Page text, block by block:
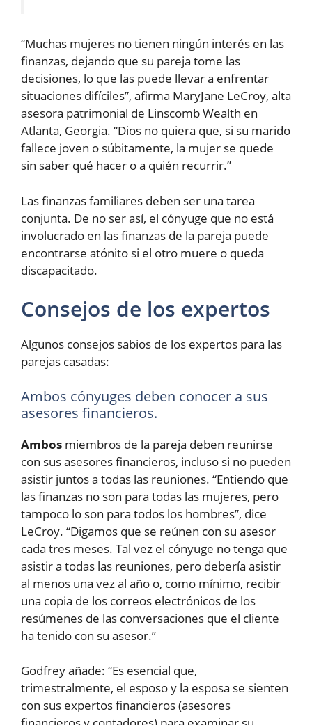
“Muchas mujeres no tienen ningún interés en las
finanzas, dejando que su pareja tome las
decisiones, lo que las puede llevar a enfrentar
situaciones difíciles”, afirma MaryJane LeCroy, alta
asesora patrimonial de Linscomb Wealth en
Atlanta, Georgia. “Dios no quiera que, si su marido
fallece joven o súbitamente, la mujer se quede
sin saber qué hacer o a quién recurrir.”
Las finanzas familiares deben ser una tarea
conjunta. De no ser así, el cónyuge que no está
involucrado en las finanzas de la pareja puede
encontrarse atónito si el otro muere o queda
discapacitado.
Consejos de los expertos
Algunos consejos sabios de los expertos para las
parejas casadas:
Ambos cónyuges deben conocer a sus
asesores financieros.
Ambos miembros de la pareja deben reunirse
con sus asesores financieros, incluso si no pueden
asistir juntos a todas las reuniones. “Entiendo que
las finanzas no son para todas las mujeres, pero
tampoco lo son para todos los hombres”, dice
LeCroy. “Digamos que se reúnen con su asesor
cada tres meses. Tal vez el cónyuge no tenga que
asistir a todas las reuniones, pero debería asistir
al menos una vez al año o, como mínimo, recibir
una copia de los correos electrónicos de los
resúmenes de las conversaciones que el cliente
ha tenido con su asesor.”
Godfrey añade: “Es esencial que,
trimestralmente, el esposo y la esposa se sienten
con sus expertos financieros (asesores